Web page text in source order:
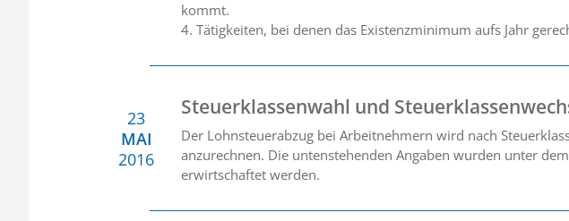
kommt.
4. Tätigkeiten, bei denen das Existenzminimum aufs Jahr
23
MAI
2016
Steuerklassenwahl und
Der Lohnsteuerabzug bei Arbeitnehmern wird nach
anzurechnen. Die untenstehenden Angaben wurden unter
erwirtschaftet werden.